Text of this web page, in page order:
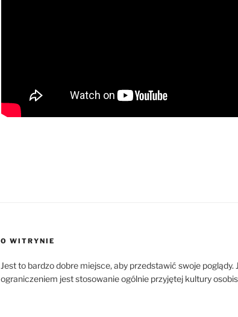
O WITRYNIE
Jest to bardzo dobre miejsce, aby przedstawić swoje poglądy.
ograniczeniem jest stosowanie ogólnie przyjętej kultury